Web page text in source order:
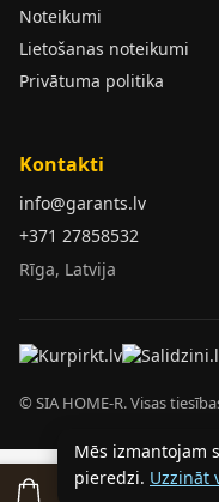
Noteikumi
Lietošanas noteikumi
Privātuma politika
Kontakti
info@garants.lv
+371 27858532
Rīga, Latvija
© SIA HOME-R. Visas
Mēs izmantojam
pieredzi. Uzzināt